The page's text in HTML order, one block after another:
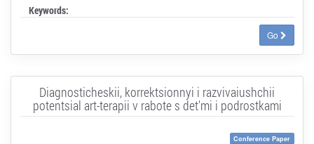
Keywords:
Go
Diagnosticheskii, korrektsionnyi i razvivaiushchii
potentsial art-terapii v rabote s det'mi i podrostkami
Conference Paper